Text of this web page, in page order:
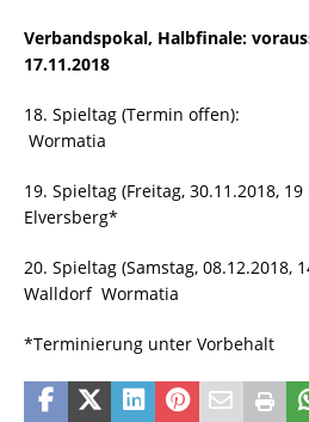
Verbandspokal, Halbfinale:
17.11.2018
18. Spieltag (Termin
 Wormatia
19. Spieltag (Freitag, 30.11.2018,
Elversberg*
20. Spieltag (Samstag,
Walldorf  Wormatia
*Terminierung unter Vorbehalt